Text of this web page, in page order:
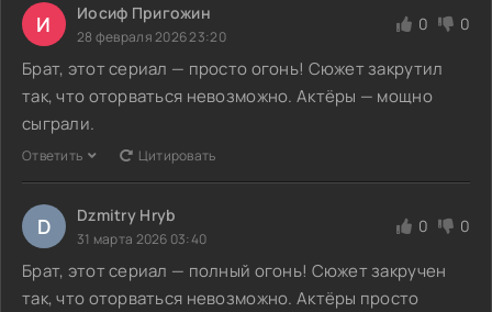
И Иосиф Пригожин
28 февраля 2026 23:20
0 0
Брат, этот сериал — просто огонь! Сюжет закрутил
так, что оторваться невозможно. Актёры — мощно
сыграли.
Ответить Цитировать
D Dzmitry Hryb
31 марта 2026 03:40
0 0
Брат, этот сериал — полный огонь! Сюжет закручен
так, что оторваться невозможно. Актёры просто